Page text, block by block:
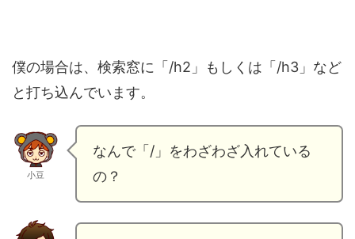
僕の場合は、検索窓に「/h2」もしくは「/h3」など
と打ち込んでいます。
小豆
なんで「/」をわざわざ入れている
の？